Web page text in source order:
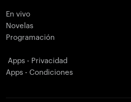
En vivo
Novelas
Programación
Apps - Privacidad
Apps - Condiciones